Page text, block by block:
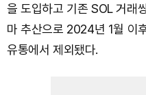
을 도입하고 기존 SOL 거래
마 추산으로 2024년 1월 이
유통에서 제외됐다.